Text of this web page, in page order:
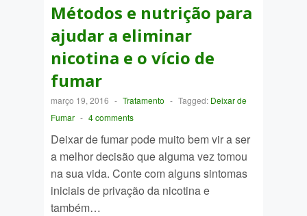
Métodos e nutrição para
ajudar a eliminar
nicotina e o vício de
fumar
março 19, 2016 - Tratamento - Tagged: Deixar de
Fumar - 4 comments
Deixar de fumar pode muito bem vir a ser
a melhor decisão que alguma vez tomou
na sua vida. Conte com alguns sintomas
iniciais de privação da nicotina e
também…